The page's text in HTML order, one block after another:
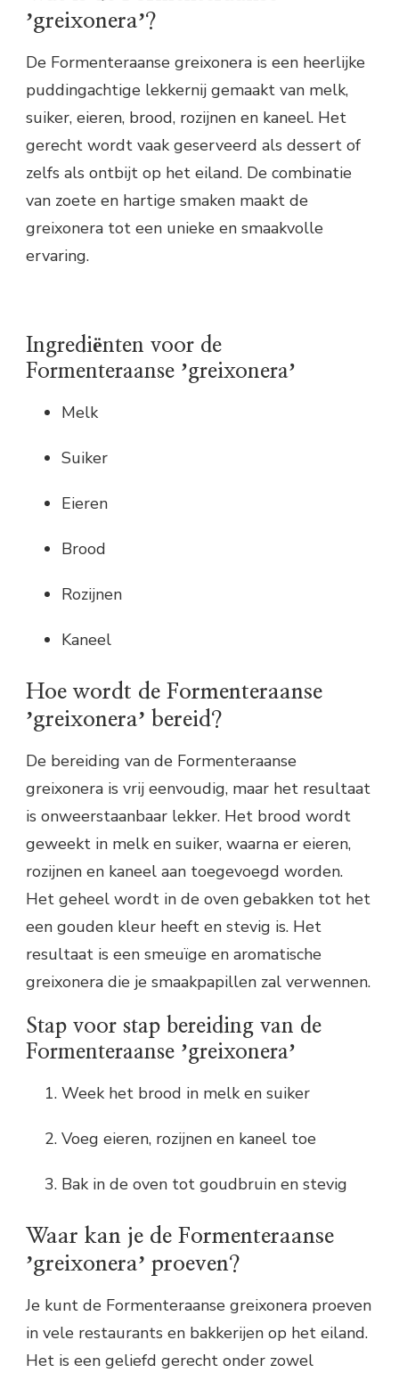
ʼgreixoneraʼ?
De Formenteraanse greixonera is een heerlijke
puddingachtige lekkernij gemaakt van melk,
suiker, eieren, brood, rozijnen en kaneel. Het
gerecht wordt vaak geserveerd als dessert of
zelfs als ontbijt op het eiland. De combinatie
van zoete en hartige smaken maakt de
greixonera tot een unieke en smaakvolle
ervaring.
Ingrediënten voor de
Formenteraanse ʼgreixoneraʼ
Melk
Suiker
Eieren
Brood
Rozijnen
Kaneel
Hoe wordt de Formenteraanse
ʼgreixoneraʼ bereid?
De bereiding van de Formenteraanse
greixonera is vrij eenvoudig, maar het resultaat
is onweerstaanbaar lekker. Het brood wordt
geweekt in melk en suiker, waarna er eieren,
rozijnen en kaneel aan toegevoegd worden.
Het geheel wordt in de oven gebakken tot het
een gouden kleur heeft en stevig is. Het
resultaat is een smeuïge en aromatische
greixonera die je smaakpapillen zal verwennen.
Stap voor stap bereiding van de
Formenteraanse ʼgreixoneraʼ
Week het brood in melk en suiker
Voeg eieren, rozijnen en kaneel toe
Bak in de oven tot goudbruin en stevig
Waar kan je de Formenteraanse
ʼgreixoneraʼ proeven?
Je kunt de Formenteraanse greixonera proeven
in vele restaurants en bakkerijen op het eiland.
Het is een geliefd gerecht onder zowel